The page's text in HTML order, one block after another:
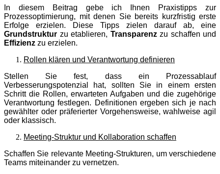
In diesem
Beitrag gebe ich Ihnen Praxistipps zur
Prozessoptimierung, mit denen Sie bereits kurzfristig erste
Erfolge erzielen. Diese Tipps zielen darauf ab, eine
Grundstruktur zu etablieren, Transparenzzu schaffen und
Effizienz zu erzielen.
Rollen klären und Verantwortung definieren
Stellen Sie fest, dass ein Prozessablauf
Verbesserungspotenzial hat, sollten Sie in einem ersten
Schritt die Rollen, erwarteten Aufgaben und die zugehörige
Verantwortung festlegen. Definitionen ergeben sich je nach
gewählter oder präferierter Vorgehensweise, wahlweise agil
oder klassisch.
Meeting-Struktur und Kollaboration schaffen
Schaffen Sie relevante Meeting-Strukturen, um verschiedene
Teams miteinander zu vernetzen.